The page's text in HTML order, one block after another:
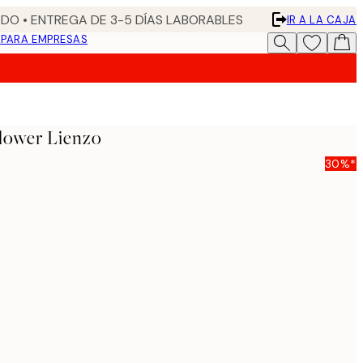
• ENTREGA DE 3-5 DÍAS LABORABLES
IR A LA CAJA
PARA EMPRESAS
Lienzo
30%*